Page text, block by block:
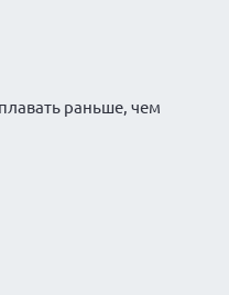
раньше, чем